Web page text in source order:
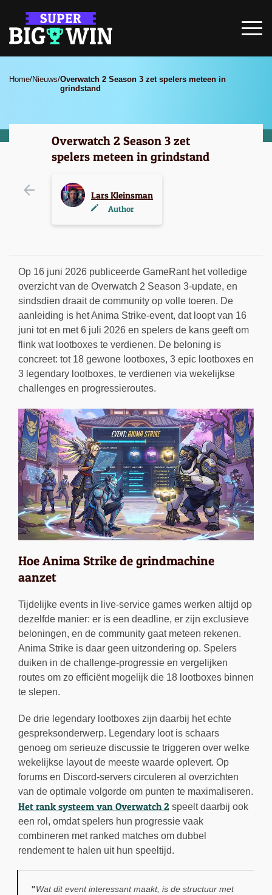
Home/Nieuws/Overwatch 2 Season 3 zet spelers meteen in
grindstand
Overwatch 2 Season 3 zet
spelers meteen in grindstand
Lars Kleinsman
Author
Op 16 juni 2026 publiceerde GameRant het volledige
overzicht van de Overwatch 2 Season 3-update, en
sindsdien draait de community op volle toeren. De
aanleiding is het Anima Strike-event, dat loopt van 16
juni tot en met 6 juli 2026 en spelers de kans geeft om
flink wat lootboxes te verdienen. De beloning is
concreet: tot 18 gewone lootboxes, 3 epic lootboxes en
3 legendary lootboxes, te verdienen via wekelijkse
challenges en progressieroutes.
Hoe Anima Strike de grindmachine
aanzet
Tijdelijke events in live-service games werken altijd op
dezelfde manier: er is een deadline, er zijn exclusieve
beloningen, en de community gaat meteen rekenen.
Anima Strike is daar geen uitzondering op. Spelers
duiken in de challenge-progressie en vergelijken
routes om zo efficiënt mogelijk die 18 lootboxes binnen
te slepen.
De drie legendary lootboxes zijn daarbij het echte
gespreksonderwerp. Legendary loot is schaars
genoeg om serieuze discussie te triggeren over welke
wekelijkse layout de meeste waarde oplevert. Op
forums en Discord-servers circuleren al overzichten
van de optimale volgorde om punten te maximaliseren.
Het rank systeem van Overwatch 2 speelt daarbij ook
een rol, omdat spelers hun progressie vaak
combineren met ranked matches om dubbel
rendement te halen uit hun speeltijd.
Wat dit event interessant maakt, is de structuur met